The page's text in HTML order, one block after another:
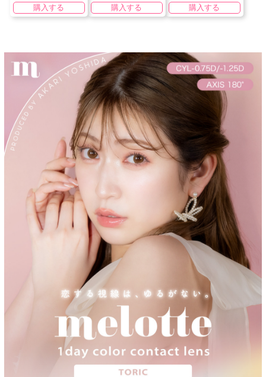
購入する 購入する 購入する